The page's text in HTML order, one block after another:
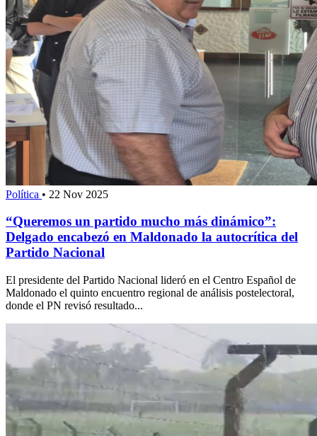
Política • 22 Nov 2025
“Queremos un partido mucho más dinámico”:
Delgado encabezó en Maldonado la autocrítica del
Partido Nacional
El presidente del Partido Nacional lideró en el Centro Español de
Maldonado el quinto encuentro regional de análisis postelectoral,
donde el PN revisó resultado...